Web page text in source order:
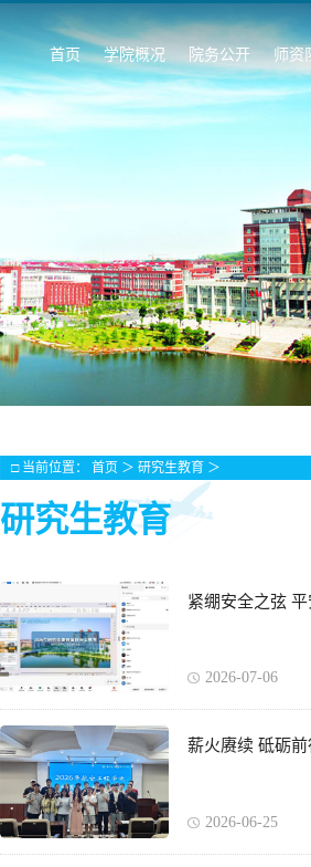
首页 学院概况 院务公开 师资
□ 当前位置：首页 ＞研究生教育 ＞
研究生教育
紧绷安全之弦
2026-07-06
薪火赓续 砥砺
2026-06-25